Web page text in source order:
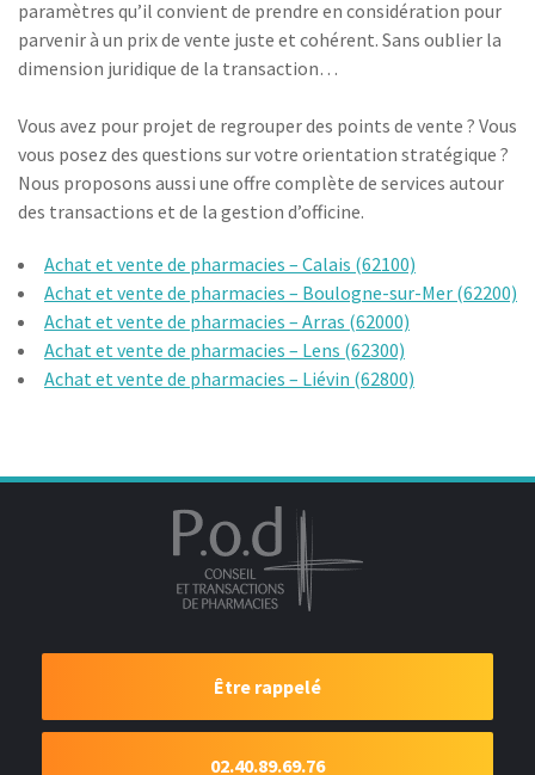
paramètres qu’il convient de prendre en considération pour
parvenir à un prix de vente juste et cohérent. Sans oublier la
dimension juridique de la transaction…
Vous avez pour projet de regrouper des points de vente ? Vous
vous posez des questions sur votre orientation stratégique ?
Nous proposons aussi une offre complète de services autour
des transactions et de la gestion d’officine.
Achat et vente de pharmacies – Calais (62100)
Achat et vente de pharmacies – Boulogne-sur-Mer (62200)
Achat et vente de pharmacies – Arras (62000)
Achat et vente de pharmacies – Lens (62300)
Achat et vente de pharmacies – Liévin (62800)
Être rappelé
02.40.89.69.76